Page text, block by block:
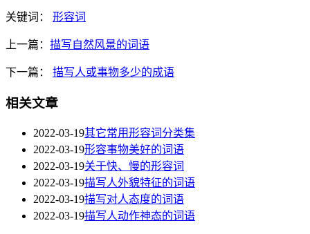
关键词： 形容词
上一篇： 描写自然风景的词语
下一篇： 描写人或事物多少的成语
相关文章
2022-03-19其它常用形容词分类集
2022-03-19形容事物美好的词语
2022-03-19关于快、慢的形容词
2022-03-19描写人外貌特征的词语
2022-03-19描写对人态度的词语
2022-03-19描写人动作神态的词语